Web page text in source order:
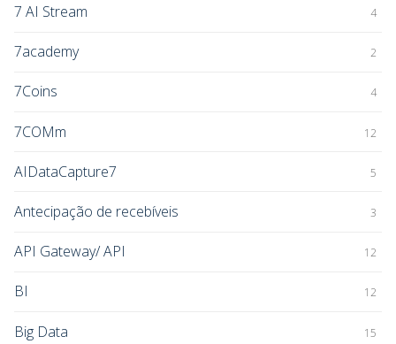
7 AI Stream 4
7academy 2
7Coins 4
7COMm 12
AIDataCapture7 5
Antecipação de recebíveis 3
API Gateway/ API 12
BI 12
Big Data 15